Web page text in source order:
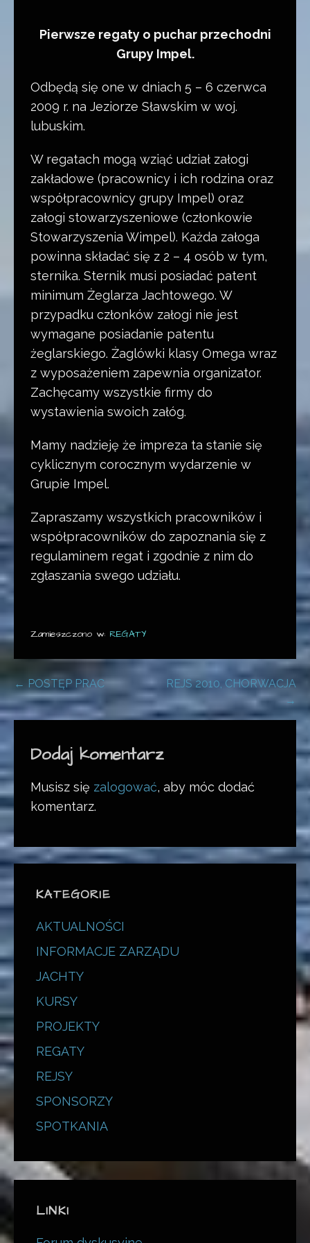
Pierwsze regaty o puchar przechodni
Grupy Impel.
Odbędą się one w dniach 5 – 6 czerwca
2009 r. na Jeziorze Sławskim w woj.
lubuskim.
W regatach mogą wziąć udział załogi
zakładowe (pracownicy i ich rodzina oraz
współpracownicy grupy Impel) oraz
załogi stowarzyszeniowe (członkowie
Stowarzyszenia Wimpel). Każda załoga
powinna składać się z 2 – 4 osób w tym,
sternika. Sternik musi posiadać patent
minimum Żeglarza Jachtowego. W
przypadku członków załogi nie jest
wymagane posiadanie patentu
żeglarskiego. Żaglówki klasy Omega wraz
z wyposażeniem zapewnia organizator.
Zachęcamy wszystkie firmy do
wystawienia swoich załóg.
Mamy nadzieję że impreza ta stanie się
cyklicznym corocznym wydarzenie w
Grupie Impel.
Zapraszamy wszystkich pracowników i
współpracowników do zapoznania się z
regulaminem regat i zgodnie z nim do
zgłaszania swego udziału.
Zamieszczono w: REGATY
Nawigacja
wpisu
← POSTĘP PRAC
REJS 2010, CHORWACJA
→
Dodaj komentarz
Musisz się zalogować, aby móc dodać
komentarz.
KATEGORIE
AKTUALNOŚCI
INFORMACJE ZARZĄDU
JACHTY
KURSY
PROJEKTY
REGATY
REJSY
SPONSORZY
SPOTKANIA
LINKI